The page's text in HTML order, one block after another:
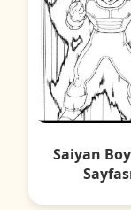
Saiyan